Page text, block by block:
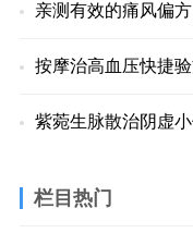
亲测有效的痛风偏方
按摩治高血压快捷
紫菀生脉散治阴虚
栏目热门